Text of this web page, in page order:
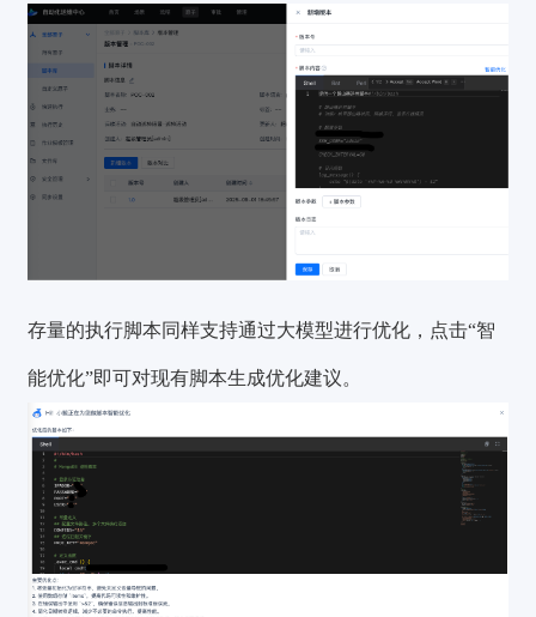
存量的执行脚本同样支持通过大模型进行优化，点击“智
能优化”即可对现有脚本生成优化建议。